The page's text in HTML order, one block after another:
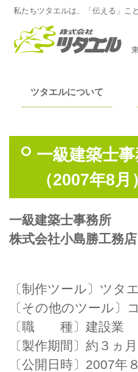
私たちツタエルは、「伝える」こ
ツタエルについて
一級建築士
（2007年8月）
一級建築士事務所
株式会社小島勝工務
〔制作ツール〕ツタ
〔その他のツール〕
〔職 種〕建設業
〔製作期間〕約３ヵ月
〔公開日時〕2007年